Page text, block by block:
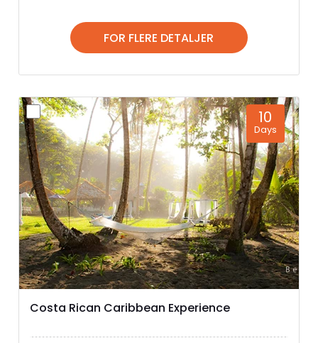
FOR FLERE DETALJER
10
Days
Costa Rican Caribbean Experience